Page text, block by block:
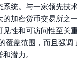
系统。与一家领先技
的加密货币交易所之
见性和可访问性至关
覆盖范围，而且强调
潜力。